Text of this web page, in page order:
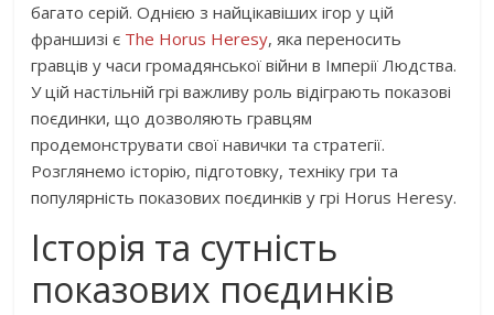
багато серій. Однією з найцікавіших ігор у цій
франшизі є The Horus Heresy, яка переносить
гравців у часи громадянської війни в Імперії Людства.
У цій настільній грі важливу роль відіграють показові
поєдинки, що дозволяють гравцям
продемонструвати свої навички та стратегії.
Розглянемо історію, підготовку, техніку гри та
популярність показових поєдинків у грі Horus Heresy.
Історія та сутність
показових поєдинків